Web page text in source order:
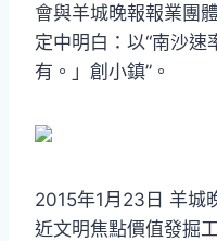
會與羊城晚報報業團
定中明白：以“南沙速
有。」創小鎮”。
2015年1月23日 羊城
近文明焦點價值發掘